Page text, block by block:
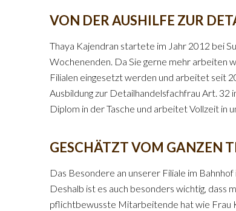
VON DER AUSHILFE ZUR
Thaya Kajendran startete im Jahr 2012 bei
Wochenenden. Da Sie gerne mehr arbeiten
Filialen eingesetzt werden und arbeitet seit
Ausbildung zur Detailhandelsfachfrau Art. 32
Diplom in der Tasche und arbeitet Vollzeit in
GESCHÄTZT VOM GANZEN
Das Besondere an unserer Filiale im
Deshalb ist es auch besonders wichtig, dass
pflichtbewusste Mitarbeitende hat wie Frau